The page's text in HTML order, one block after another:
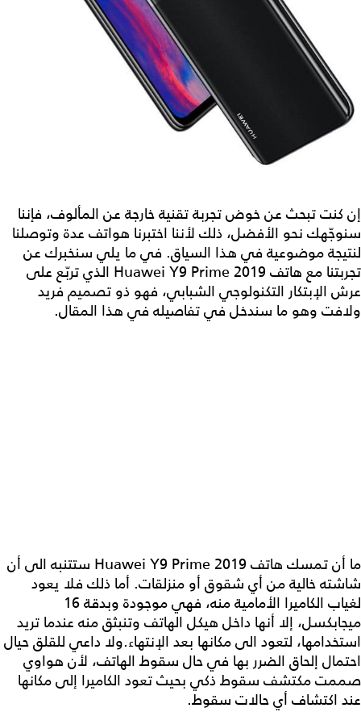
إن كنت تبحث عن خوض تجربة تقنية خارجة عن المألوف، فإننا
سنوجّهك نحو الأفضل، ذلك لأننا اختبرنا هواتف عدة وتوصلنا
لنتيجة موضوعية في هذا السياق. في ما يلي سنخبرك عن
تجربتنا مع هاتف Huawei Y9 Prime 2019 الذي تربّع على
عرش الإبتكار التكنولوجي الشبابي، فهو ذو تصميم فريد
ولافت وهو ما سندخل في تفاصيله في هذا المقال.
ما أن تمسك هاتف Huawei Y9 Prime 2019 ستتنبه الى أن
شاشته خالية من أي شقوق أو منزلقات. أما ذلك فلا يعود
لغياب الكاميرا الأمامية منه، فهي موجودة وبدقة 16
ميجابكسل، إلا أنها داخل هيكل الهاتف وتنبثق منه عندما تريد
استخدامها، لتعود الى مكانها بعد الإنتهاء.ولا داعي للقلق حيال
احتمال إلحاق الضرر بها في حال سقوط الهاتف، لأن هواوي
صممت مكتشف سقوط ذكي بحيث تعود الكاميرا إلى مكانها
عند اكتشاف أي حالات سقوط.